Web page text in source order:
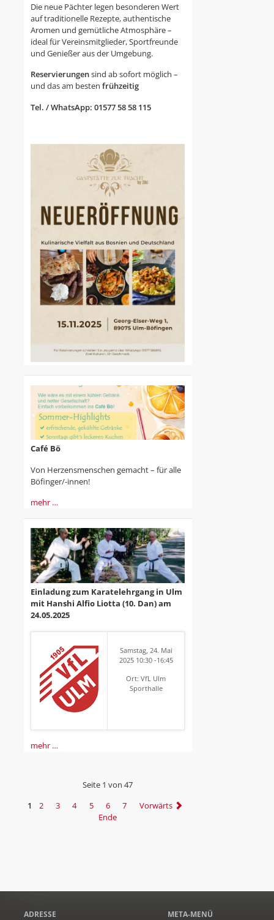
Die neue Pächter legen besonderen Wert
auf traditionelle Rezepte, authentische
Aromen und gemütliche Atmosphäre –
ideal für Vereinsmitglieder, Sportfreunde
und Genießer aus der Umgebung.
Reservierungensind ab sofort möglich –
und das am bestenfrühzeitig
Tel. / WhatsApp: 01577 58 58 115
Café Bö
Von Herzensmenschen gemacht – für alle
Böfinger/-innen!
mehr …
Einladung zum Karatelehrgang in Ulm
mit Hanshi Alfio Liotta (10. Dan) am
24.05.2025
Samstag, 24. Mai
2025 10:30 -16:45
Ort: VfL Ulm
Sporthalle
mehr …
Seite 1 von 47
1
2 3 4 5 6 7
Vorwärts
Ende
ADRESSE META-MENÜ